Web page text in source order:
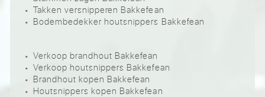
Takken versnipperen Bakkefean
Bodembedekker houtsnippers Bakkefean
Verkoop brandhout Bakkefean
Verkoop houtsnippers Bakkefean
Brandhout kopen Bakkefean
Houtsnippers kopen Bakkefean